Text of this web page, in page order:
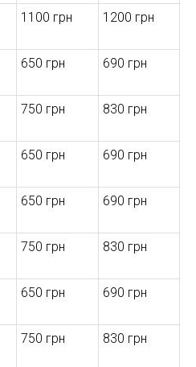
1100 грн 1200 грн
650 грн 690 грн
750 грн 830 грн
650 грн 690 грн
650 грн 690 грн
750 грн 830 грн
650 грн 690 грн
750 грн 830 грн